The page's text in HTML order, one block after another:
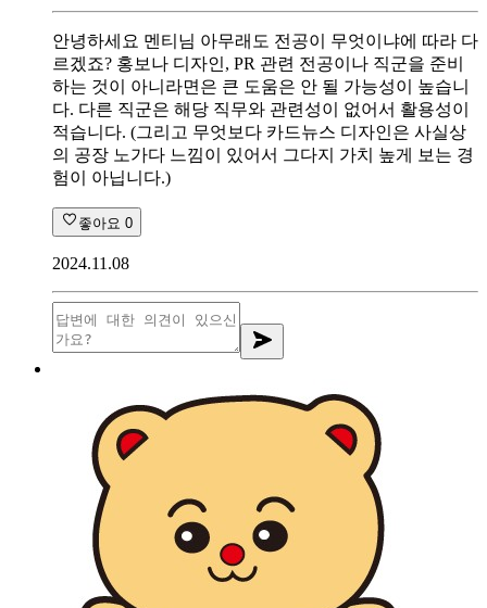
안녕하세요 멘티님 아무래도 전공이 무엇이냐에 따라 다
르겠죠? 홍보나 디자인, PR 관련 전공이나 직군을 준비
하는 것이 아니라면은 큰 도움은 안 될 가능성이 높습니
다. 다른 직군은 해당 직무와 관련성이 없어서 활용성이
적습니다. (그리고 무엇보다 카드뉴스 디자인은 사실상
의 공장 노가다 느낌이 있어서 그다지 가치 높게 보는 경
험이 아닙니다.)
좋아요 0
2024.11.08